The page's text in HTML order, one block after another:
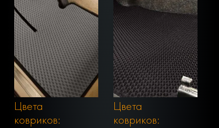
Цвета
ковриков:
Цвета
ковриков: